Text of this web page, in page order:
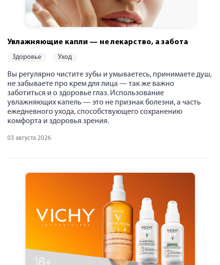
Увлажняющие капли — не лекарство, а забота
здоровье уход
Вы регулярно чистите зубы и умываетесь, принимаете душ,
не забываете про крем для лица — так же важно
заботиться и о здоровье глаз. Использование
увлажняющих капель — это не признак болезни, а часть
ежедневного ухода, способствующего сохранению
комфорта и здоровья зрения.
03 августа 2026